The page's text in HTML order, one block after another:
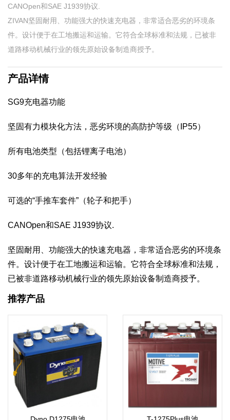
CANOpen和SAE J1939协议.
ZIVAN坚固耐用、功能强大的快速充电器，非常适合恶劣的环境条
件。设计便于在工地搬运和运输。它符合全球标准和法规，已被非
道路移动机械行业的领先原始设备制造商授予。
产品详情
SG9充电器功能
坚固有力模块化方法，恶劣环境的高防护等级（IP55）
所有电池类型（包括锂离子电池）
30多年的充电算法开发经验
可选的“手推车套件”（轮子和把手）
CANOpen和SAE J1939协议.
坚固耐用、功能强大的快速充电器，非常适合恶劣的环境条
件。设计便于在工地搬运和运输。它符合全球标准和法规，
已被非道路移动机械行业的领先原始设备制造商授予。
推荐产品